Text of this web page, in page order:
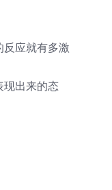
应就有多激
现出来的态